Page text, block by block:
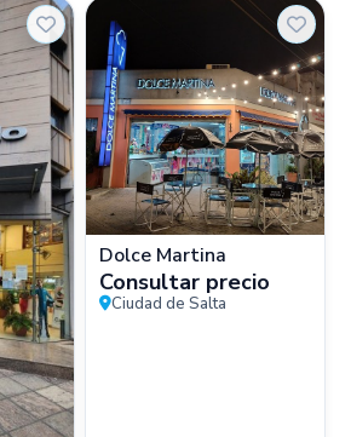
Dolce Martina
Consultar precio
Ciudad de Salta